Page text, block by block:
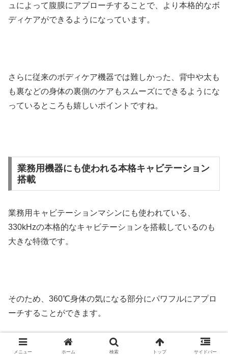
ュによって腹膜にアプローチすることで、より本格的なボ
ディケアができるようになっています。
さらに従来のボディケア機器では難しかった、背中や太も
も裏などの身体の裏側のケアもスムーズにできるようにな
っているところも嬉しいポイントですね。
業務用機器にも使われる本格キャビテーション
搭載
業務用キャビテーションマシンにも使われている、
330kHzの本格的なキャビテーションを搭載しているのも
大きな特徴です。
そのため、360℃身体の気になる部分にパワフルにアプロ
ーチすることができます。
メニュー ホーム 検索 トップ サイドバー